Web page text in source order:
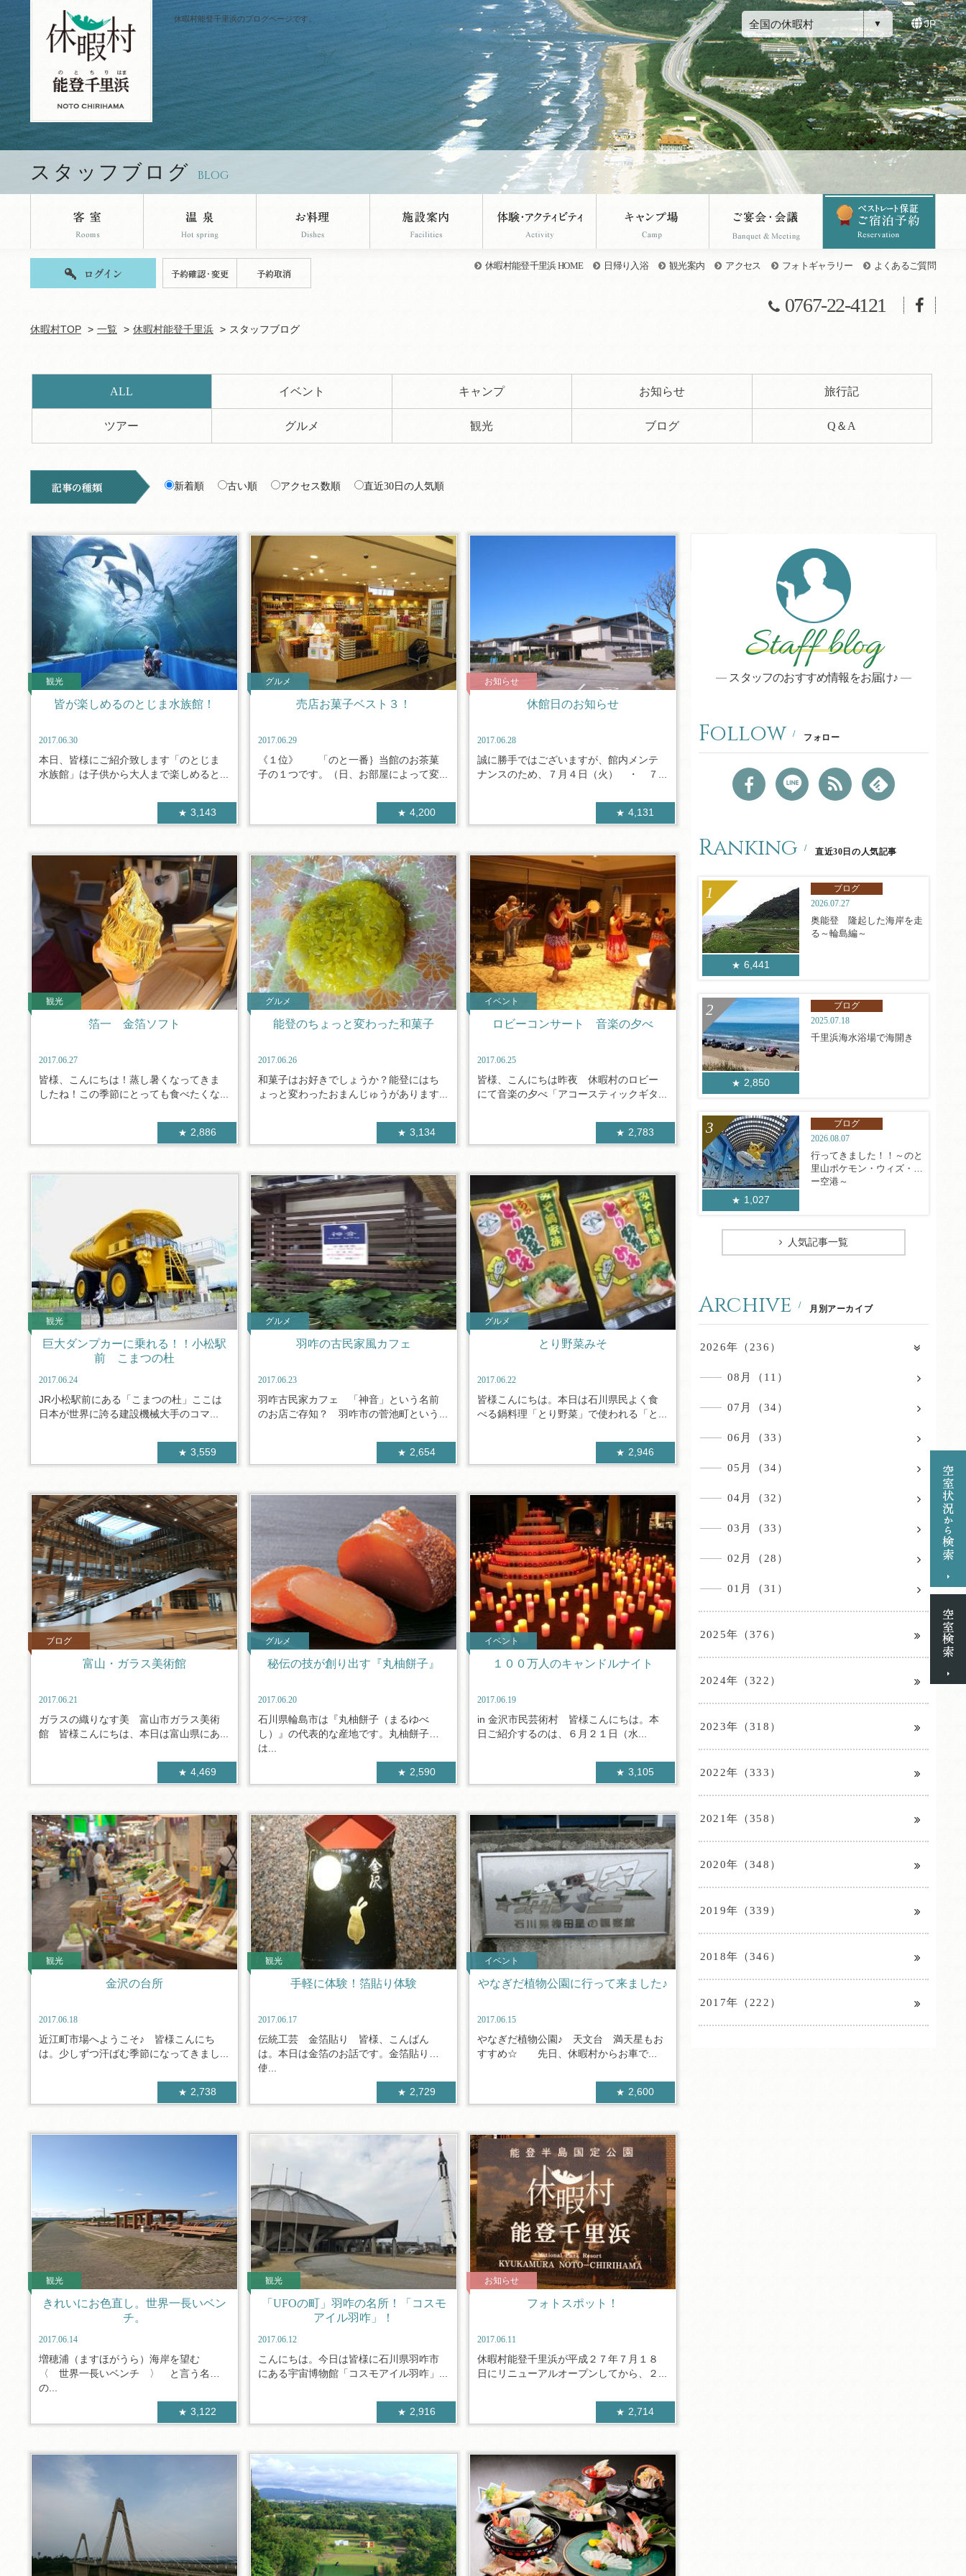
休暇村能登千里浜のブログページです。 全国の休暇村 JP
スタッフブログ BLOG
休暇村能登千里浜 HOME 日帰り入浴 観光案内 アクセス フォトギャラリー よくあるご質問
0767-22-4121
休暇村TOP 一覧 休暇村能登千里浜 スタッフブログ
ALL イベント キャンプ お知らせ 旅行記
ツアー グルメ 観光 ブログ Q＆A
新着順 古い順 アクセス数順 直近30日の人気順
観光
皆が楽しめるのとじま水族館！
2017.06.30
本日、皆様にご紹介致します「のとじま
水族館」は子供から大人まで楽しめると...
3,143
グルメ
売店お菓子ベスト３！
2017.06.29
《１位》 「のと一番｝当館のお茶菓
子の１つです。（日、お部屋によって変...
4,200
お知らせ
休館日のお知らせ
2017.06.28
誠に勝手ではございますが、館内メンテ
ナンスのため、７月４日（火） ・ ７...
4,131
観光
箔一 金箔ソフト
2017.06.27
皆様、こんにちは！蒸し暑くなってきま
したね！この季節にとっても食べたくな...
2,886
グルメ
能登のちょっと変わった和菓子
2017.06.26
和菓子はお好きでしょうか？能登にはち
ょっと変わったおまんじゅうがあります...
3,134
イベント
ロビーコンサート 音楽の夕べ
2017.06.25
皆様、こんにちは昨夜 休暇村のロビー
にて音楽の夕べ「アコースティックギタ...
2,783
観光
巨大ダンプカーに乗れる！！小松駅
前 こまつの杜
2017.06.24
JR小松駅前にある「こまつの杜」ここは
日本が世界に誇る建設機械大手のコマ...
3,559
グルメ
羽咋の古民家風カフェ
2017.06.23
羽咋古民家カフェ 「神音」という名前
のお店ご存知？ 羽咋市の菅池町という...
2,654
グルメ
とり野菜みそ
2017.06.22
皆様こんにちは。本日は石川県民よく食
べる鍋料理「とり野菜」で使われる「と...
2,946
ブログ
富山・ガラス美術館
2017.06.21
ガラスの織りなす美 富山市ガラス美術
館 皆様こんにちは、本日は富山県にあ...
4,469
グルメ
秘伝の技が創り出す『丸柚餅子』
2017.06.20
石川県輪島市は『丸柚餅子（まるゆべ
し）』の代表的な産地です。丸柚餅子と
は...
2,590
イベント
１００万人のキャンドルナイト
2017.06.19
in 金沢市民芸術村 皆様こんにちは。本
日ご紹介するのは、６月２１日（水...
3,105
観光
金沢の台所
2017.06.18
近江町市場へようこそ♪ 皆様こんにち
は。少しずつ汗ばむ季節になってきまし...
2,738
観光
手軽に体験！箔貼り体験
2017.06.17
伝統工芸 金箔貼り 皆様、こんばん
は。本日は金箔のお話です。金箔貼りで
使...
2,729
イベント
やなぎだ植物公園に行って来ました♪
2017.06.15
やなぎだ植物公園♪ 天文台 満天星もお
すすめ☆ 先日、休暇村からお車で...
2,600
観光
きれいにお色直し。世界一長いベン
チ。
2017.06.14
増穂浦（ますほがうら）海岸を望む
〈 世界一長いベンチ 〉 と言う名前
の...
3,122
観光
「UFOの町」羽咋の名所！「コスモ
アイル羽咋」！
2017.06.12
こんにちは。今日は皆様に石川県羽咋市
にある宇宙博物館「コスモアイル羽咋」...
2,916
お知らせ
フォトスポット！
2017.06.11
休暇村能登千里浜が平成２７年７月１８
日にリニューアルオープンしてから、２...
2,714
Staff blog
スタッフのおすすめ情報をお届け♪
Follow フォロー
Ranking 直近30日の人気記事
6,441
ブログ
2026.07.27
奥能登 隆起した海岸を走
る～輪島編～
2,850
ブログ
2025.07.18
千里浜海水浴場で海開き
1,027
ブログ
2026.08.07
行ってきました！！～のと
里山ポケモン・ウィズ・ユ
ー空港～
人気記事一覧
Archive 月別アーカイブ
2026年（236）
08月（11）
07月（34）
06月（33）
05月（34）
04月（32）
03月（33）
02月（28）
01月（31）
2025年（376）
2024年（322）
2023年（318）
2022年（333）
2021年（358）
2020年（348）
2019年（339）
2018年（346）
2017年（222）